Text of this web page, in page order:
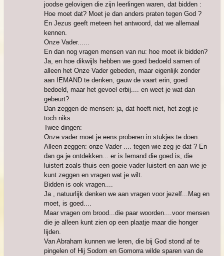
joodse gelovigen die zijn leerlingen waren, dat bidden :
Hoe moet dat? Moet je dan anders praten tegen God ?
En Jezus geeft meteen het antwoord, dat we allemaal
kennen.
Onze Vader......
En dan nog vragen mensen van nu: hoe moet ik bidden?
Ja, en hoe dikwijls hebben we goed bedoeld samen of
alleen het Onze Vader gebeden, maar eigenlijk zonder
aan IEMAND te denken, gauw de vaart erin, goed
bedoeld, maar het gevoel erbij.... en weet je wat dan
gebeurt?
Dan zeggen de mensen: ja, dat hoeft niet, het zegt je
toch niks..
Twee dingen:
Onze vader moet je eens proberen in stukjes te doen.
Alleen zeggen: onze Vader .... tegen wie zeg je dat ? En
dan ga je ontdekken... er is Iemand die goed is, die
luistert zoals thuis een goeie vader luistert en aan wie je
kunt zeggen en vragen wat je wilt.
Bidden is ook vragen....
Ja , natuurlijk denken we aan vragen voor jezelf...Mag en
moet, is goed....
Maar vragen om brood...die paar woorden....voor mensen
die je alleen kunt zien op een plaatje maar die honger
lijden.
Van Abraham kunnen we leren, die bij God stond af te
pingelen of Hij Sodom en Gomorra wilde sparen van de